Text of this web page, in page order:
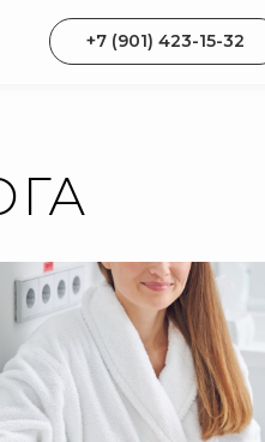
+7 (901) 423-15-32